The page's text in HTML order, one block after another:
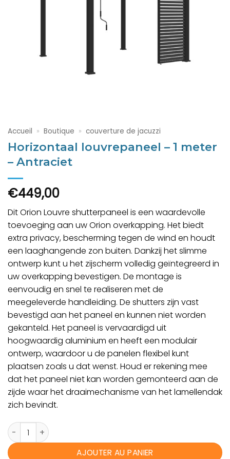
Accueil » Boutique » couverture de jacuzzi
Horizontaal louvrepaneel – 1 meter
– Antraciet
€449,00
Dit Orion Louvre shutterpaneel is een waardevolle
toevoeging aan uw Orion overkapping. Het biedt
extra privacy, bescherming tegen de wind en houdt
een laaghangende zon buiten. Dankzij het slimme
ontwerp kunt u het zijscherm volledig geïntegreerd in
uw overkapping bevestigen. De montage is
eenvoudig en snel te realiseren met de
meegeleverde handleiding. De shutters zijn vast
bevestigd aan het paneel en kunnen niet worden
gekanteld. Het paneel is vervaardigd uit
hoogwaardig aluminium en heeft een modulair
ontwerp, waardoor u de panelen flexibel kunt
plaatsen zoals u dat wenst. Houd er rekening mee
dat het paneel niet kan worden gemonteerd aan de
zijde waar het draaimechanisme van het lamellendak
zich bevindt.
quantité de Horizontaal louvrepaneel - 1 meter - Antraciet
AJOUTER AU PANIER